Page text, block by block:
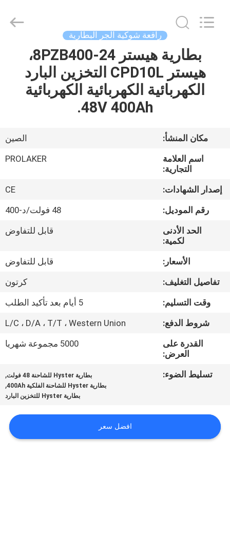
منزل
المنتجات
في
المعمل
ضبط
الجودة
اتصل
أخبار
خريطة
سياسة
الخصوصية
AUTOPARTS
CO.,LIMITED.
رافعة شوكية الجر البطارية
بطارية هيستر 24-8PZB400،
هيستر CPD10L التخزين البارد
الكهربائية الكهربائية الكهربائية
48V 400Ah.
مكان المنشأ:
الصين
اسم العلامة
التجارية:
PROLAKER
إصدار الشهادات:
CE
رقم الموديل:
48 فولت/د-400
الحد الأدنى
لكمية:
قابل للتفاوض
الأسعار:
قابل للتفاوض
تفاصيل التغليف:
كرتون
وقت التسليم:
5 أيام بعد تأكيد الطلب
شروط الدفع:
L/C ، D/A ، T/T ، Western Union
القدرة على
العرض:
5000 مجموعة شهريا
تسليط الضوء: بطارية Hyster للشاحنة 48 فولت ,
بطارية Hyster للشاحنة الفلكية 400Ah ,
بطارية Hyster للتخزين البارد
افضل سعر